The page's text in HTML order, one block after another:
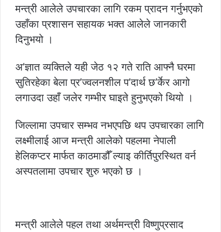
मन्त्री आलेले उपचारका लागि रकम प्रादन गर्नुभएको
उहाँका प्रशासन सहायक भक्त आलेले जानकारी
दिनुभयो ।
अ’ज्ञात व्यक्तिले यही जेठ १२ गते राति आफ्नै घरमा
सुतिरहेका बेला प्र’ज्वलनशील प’दार्थ छ’र्केर आगो
लगाउदा उहाँ जलेर गम्भीर घाइते हुनुभएको थियो ।
जिल्लामा उपचार सम्भव नभएपछि थप उपचारका लागि
लक्ष्मीलाई आज मन्त्री आलेको पहलमा नेपाली
हेलिकप्टर मार्फत काठमाडौँ ल्याइ कीर्तिपुरस्थित वर्न
अस्पतलामा उपचार शुरु भएको छ ।
मन्त्री आलेले पहल तथा अर्थमन्त्री विष्णुप्रसाद